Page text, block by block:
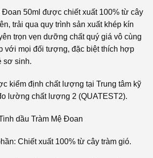
Đoan 50ml được chiết xuất 100% từ cây
trải qua quy trình sản xuất khép kín
trọn vẹn dưỡng chất quý giá vô cùng
với mọi đối tượng, đặc biệt thích hợp
sơ sinh.
kiểm định chất lượng tại Trung tâm kỹ
lường chất lượng 2 (QUATEST2).
dầu Tràm Mệ Đoan
Chiết xuất 100% từ cây tràm gió.